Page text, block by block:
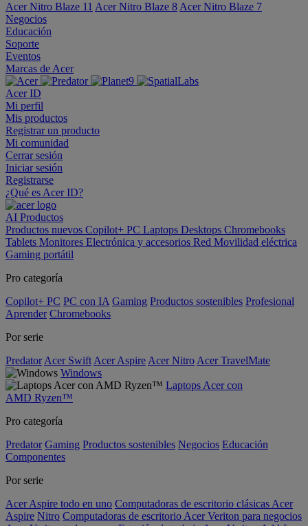
Acer Nitro Blaze 11 Acer Nitro Blaze 8 Acer Nitro Blaze 7
Negocios
Educación
Soporte
Eventos
Marcas de Acer
Acer ID
Mi perfil
Mis productos
Registrar un producto
Mi comunidad
Cerrar sesión
Iniciar sesión
Registrarse
¿Qué es Acer ID?
AI Productos
Productos nuevos Copilot+ PC Laptops Desktops Chromebooks
Tablets Monitores Electrónica y accesorios Red Movilidad eléctrica
Gaming portátil
Pro categoría
Copilot+ PC PC con IA Gaming Productos sostenibles Profesional
Aprender Chromebooks
Por serie
Predator Acer Swift Acer Aspire Acer Nitro Acer TravelMate
Windows
Laptops Acer con
AMD Ryzen™
Pro categoría
Predator Gaming Productos sostenibles Negocios Educación
Componentes
Por serie
Acer Aspire todo en uno Computadoras de escritorio clásicas Acer
Aspire Nitro Computadoras de escritorio Acer Veriton para negocios